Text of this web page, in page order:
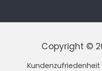
Copyright ©